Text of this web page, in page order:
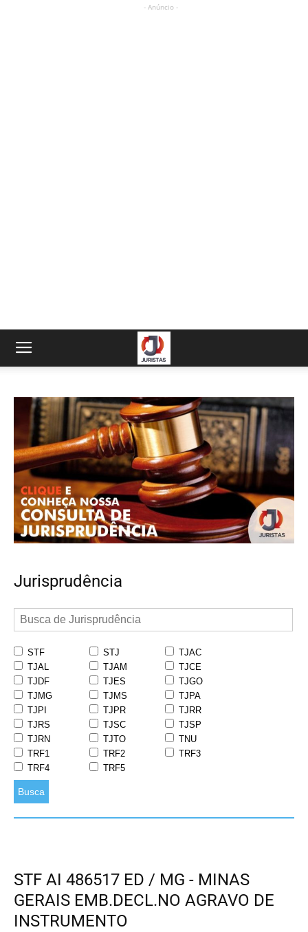
- Anúncio -
Jurisprudência
STF STJ
TJAC
TJAL
TJAM
TJCE
TJDF
TJES
TJGO
TJMG
TJMS
TJPA
TJPI
TJPR
TJRR
TJRS
TJSC
TJSP
TJRN
TJTO
TNU
TRF1
TRF2
TRF3
TRF4
TRF5
Busca
STF AI 486517 ED / MG - MINAS
GERAIS EMB.DECL.NO AGRAVO DE
INSTRUMENTO